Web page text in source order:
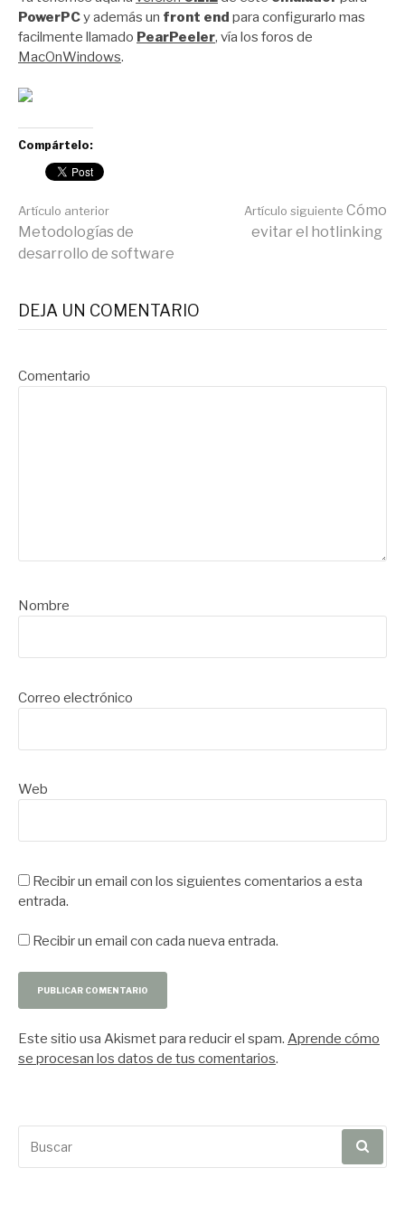
PowerPCy además un front end para configurarlo mas
facilmente llamado PearPeeler, vía los foros de
MacOnWindows.
Compártelo:
Seguir
Artículo anterior
Metodologías de
desarrollo de software
Artículo siguiente Cómo
evitar el hotlinking
DEJA UN COMENTARIO
Comentario
Nombre
Correo electrónico
Web
Recibir un email con los siguientes comentarios a esta
entrada.
Recibir un email con cada nueva entrada.
Este sitio usa Akismet para reducir el spam. Aprende cómo
se procesan los datos de tus comentarios.
por: